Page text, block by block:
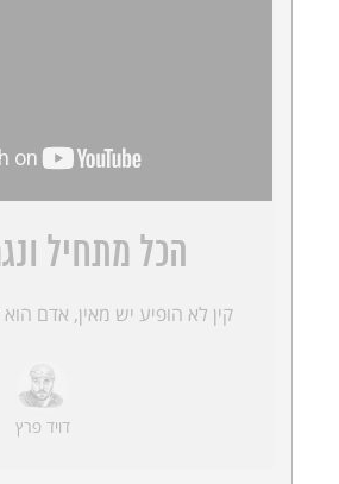
הכל מתחיל
קין לא הופיע יש מאין, אדם
דויד פרץ